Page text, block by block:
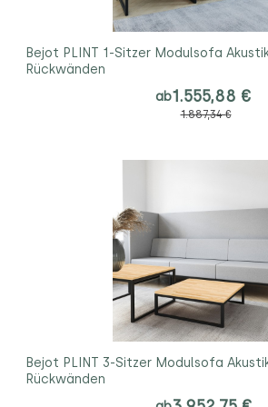
Bejot PLINT 1-Sitzer Modulsofa
Rückwänden
ab1.555,88 €
1.887,34 €
Bejot PLINT 3-Sitzer Modulsofa
Rückwänden